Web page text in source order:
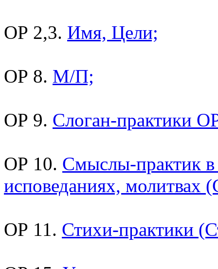
ОР 2,3. Имя, Цели;
ОР 8. М/П;
ОР 9. Слоган-практики
ОР 10. Смыслы-практик в
исповеданиях,
ОР 11. Стихи-практики